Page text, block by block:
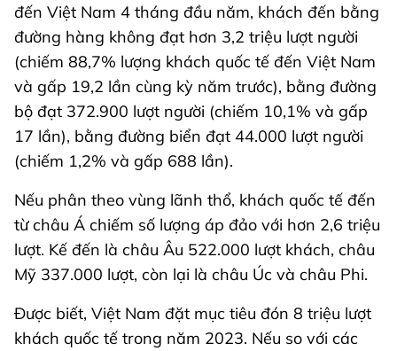
đến Việt Nam 4 tháng đầu năm, khách đến bằng
đường hàng không đạt hơn 3,2 triệu lượt người
(chiếm 88,7% lượng khách quốc tế đến Việt Nam
và gấp 19,2 lần cùng kỳ năm trước), bằng đường
bộ đạt 372.900 lượt người (chiếm 10,1% và gấp
17 lần), bằng đường biển đạt 44.000 lượt người
(chiếm 1,2% và gấp 688 lần).
Nếu phân theo vùng lãnh thổ, khách quốc tế đến
từ châu Á chiếm số lượng áp đảo với hơn 2,6 triệu
lượt. Kế đến là châu Âu 522.000 lượt khách, châu
Mỹ 337.000 lượt, còn lại là châu Úc và châu Phi.
Được biết, Việt Nam đặt mục tiêu đón 8 triệu lượt
khách quốc tế trong năm 2023. Nếu so với các